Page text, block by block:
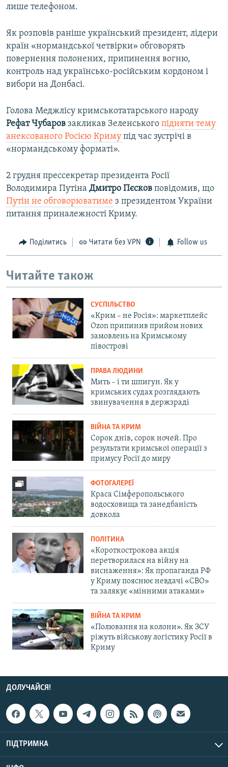
лише телефоном.
Як розповів раніше український президент, лідери
країн «нормандської четвірки» обговорять
повернення полонених, припинення вогню,
контроль над українсько-російським кордоном і
вибори на Донбасі.
Голова Меджлісу кримськотатарського народу
Рефат Чубаров закликав Зеленського підняти тему
анексованого Росією Криму під час зустрічі в
«нормандському форматі».
2 грудня прессекретар президента Росії
Володимира Путіна Дмитро Пєсков повідомив, що
Путін не обговорюватиме з президентом України
питання приналежності Криму.
Поділитись Читати без VPN Follow us
Читайте також
СУСПІЛЬСТВО
«Крим – не Росія»: маркетплейс
Ozon припинив прийом нових
замовлень на Кримському
півострові
ПРАВА ЛЮДИНИ
Мить – і ти шпигун. Як у
кримських судах розглядають
звинувачення в держзраді
ВІЙНА ТА КРИМ
Сорок днів, сорок ночей. Про
результати кримської операції з
примусу Росії до миру
ФОТОГАЛЕРЕЇ
Краса Сімферопольського
водосховища та занедбаність
довкола
ПОЛІТИКА
«Короткострокова акція
перетворилася на війну на
виснаження»: Як пропаганда РФ
у Криму пояснює невдачі «СВО»
та залякує «мінними атаками»
ВІЙНА ТА КРИМ
«Полювання на колони». Як ЗСУ
ріжуть військову логістику Росії в
Криму
ДОЛУЧАЙСЯ!
ПІДТРИМКА